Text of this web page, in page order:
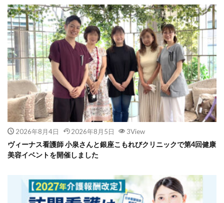
2026年8月4日 2026年8月5日 3View
ヴィーナス看護師 小泉さんと銀座こもれびクリニックで第4回健康
美容イベントを開催しました